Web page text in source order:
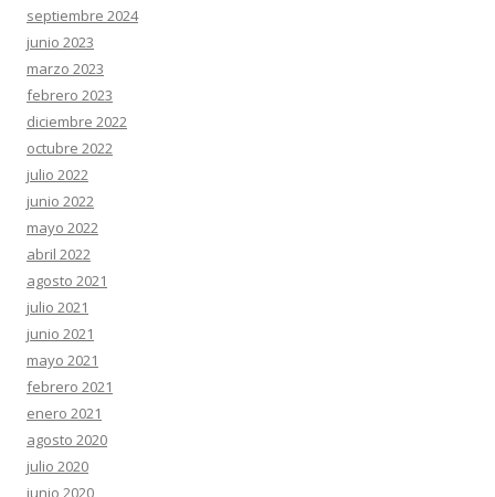
septiembre 2024
junio 2023
marzo 2023
febrero 2023
diciembre 2022
octubre 2022
julio 2022
junio 2022
mayo 2022
abril 2022
agosto 2021
julio 2021
junio 2021
mayo 2021
febrero 2021
enero 2021
agosto 2020
julio 2020
junio 2020